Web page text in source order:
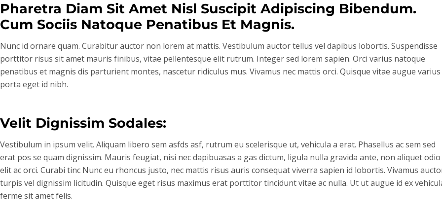
Pharetra Diam Sit Amet Nisl Suscipit Adipiscing Bibendum.
Cum Sociis Natoque Penatibus Et Magnis.
Nunc id ornare quam. Curabitur auctor non lorem at mattis. Vestibulum auctor tellus vel dapibus lobortis. Suspendisse
porttitor risus sit amet mauris finibus, vitae pellentesque elit rutrum. Integer sed lorem sapien. Orci varius natoque
penatibus et magnis dis parturient montes, nascetur ridiculus mus. Vivamus nec mattis orci. Quisque vitae augue varius
porta eget id nibh.
Velit Dignissim Sodales:
Vestibulum in ipsum velit. Aliquam libero sem asfds asf, rutrum eu scelerisque ut, vehicula a erat. Phasellus ac sem sed
erat pos se quam dignissim. Mauris feugiat, nisi nec dapibuasas a gas dictum, ligula nulla gravida ante, non aliquet odio
elit ac orci. Curabi tinc Nunc eu rhoncus justo, nec mattis risus auris consequat viverra sapien id lobortis. Vivamus
turpis vel dignissim licitudin. Quisque eget risus maximus erat porttitor tincidunt vitae ac nulla. Ut ut augue id ex
ferme sit amet felis.